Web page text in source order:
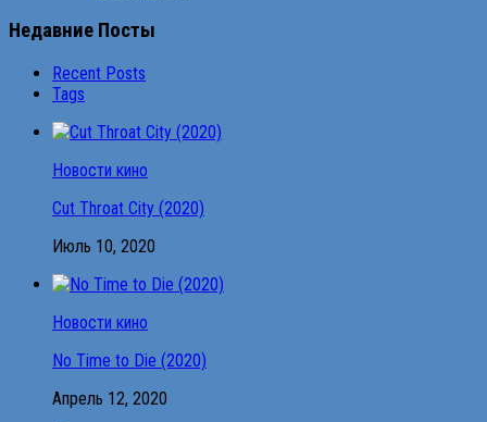
Недавние Посты
Recent Posts
Tags
Новости кино
Cut Throat City (2020)
Июль 10, 2020
Новости кино
No Time to Die (2020)
Апрель 12, 2020